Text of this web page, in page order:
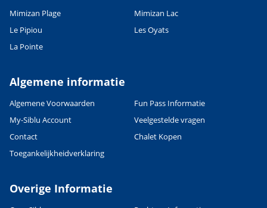
Mimizan Plage
Mimizan Lac
Le Pipiou
Les Oyats
La Pointe
Algemene informatie
Algemene Voorwaarden
Fun Pass Informatie
My-Siblu Account
Veelgestelde vragen
Contact
Chalet Kopen
Toegankelijkheidverklaring
Overige Informatie